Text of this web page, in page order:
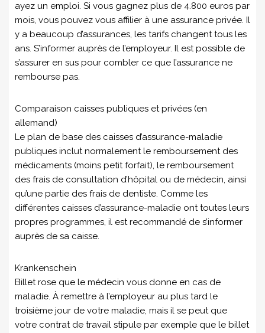
ayez un emploi. Si vous gagnez plus de 4.800 euros par
mois, vous pouvez vous affilier à une assurance privée. Il
y a beaucoup d’assurances, les tarifs changent tous les
ans. S’informer auprès de l’employeur. Il est possible de
s’assurer en sus pour combler ce que l’assurance ne
rembourse pas.
Comparaison caisses publiques et privées (en
allemand)
Le plan de base des caisses d’assurance-maladie
publiques inclut normalement le remboursement des
médicaments (moins petit forfait), le remboursement
des frais de consultation d’hôpital ou de médecin, ainsi
qu’une partie des frais de dentiste. Comme les
différentes caisses d’assurance-maladie ont toutes leurs
propres programmes, il est recommandé de s’informer
auprès de sa caisse.
Krankenschein
Billet rose que le médecin vous donne en cas de
maladie. À remettre à l’employeur au plus tard le
troisième jour de votre maladie, mais il se peut que
votre contrat de travail stipule par exemple que le billet